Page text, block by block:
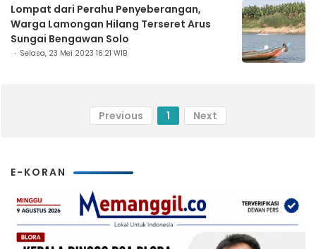
Lompat dari Perahu Penyeberangan,
Warga Lamongan Hilang Terseret Arus
Sungai Bengawan Solo
Selasa, 23 Mei 2023 16:21 WIB
Previous 1 Next
E-KORAN